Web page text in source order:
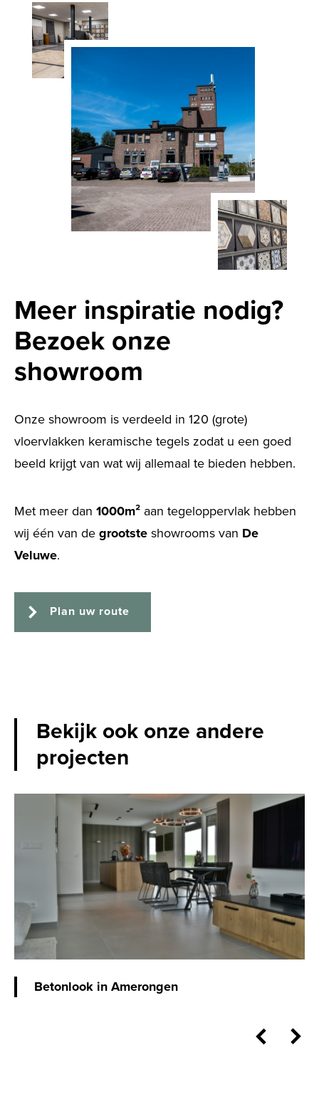
Meer inspiratie nodig?
Bezoek onze
showroom
Onze showroom is verdeeld in 120 (grote)
vloervlakken keramische tegels zodat u een goed
beeld krijgt van wat wij allemaal te bieden hebben.
Met meer dan 1000m² aan tegeloppervlak hebben
wij één van de grootste showrooms van De
Veluwe.
Plan uw route
Bekijk ook onze andere
projecten
Betonlook in Amerongen